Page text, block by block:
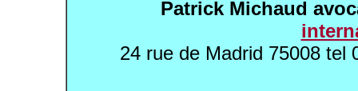
Patrick Michaud
24 rue de Madrid 75008 tel